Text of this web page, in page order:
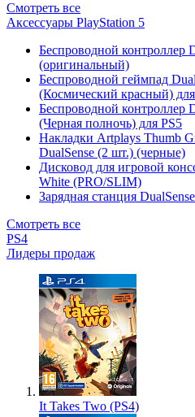
Смотреть все
Аксессуары PlayStation 5
Беспроводной контроллер
(оригинальный)
Беспроводной геймпад
(Космический красный)
Беспроводной контроллер
(Черная полночь) для PS5
Накладки Artplays Thumb
DualSense (2 шт.) (черные)
Дисковод для игровой
White (PRO/SLIM)
Зарядная станция
Смотреть все
PS4
Лидеры продаж
It Takes Two (PS4)